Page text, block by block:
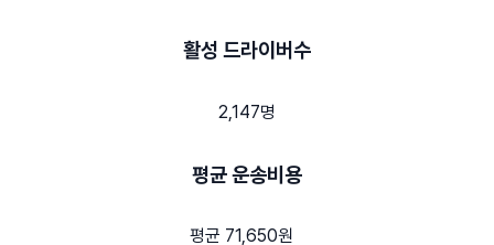
활성 드라이버수
2,147명
평균 운송비용
평균 71,650원